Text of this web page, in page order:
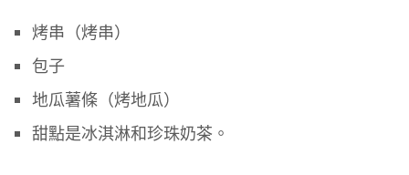
烤串（烤串）
包子
地瓜薯條（烤地瓜）
甜點是冰淇淋和珍珠奶茶。